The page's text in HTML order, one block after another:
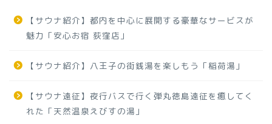
【サウナ紹介】都内を中心に展開する豪華なサービスが
魅力「安心お宿 荻窪店」
【サウナ紹介】八王子の街銭湯を楽しもう「稲荷湯」
【サウナ遠征】夜行バスで行く弾丸徳島遠征を癒してく
れた「天然温泉えびすの湯」